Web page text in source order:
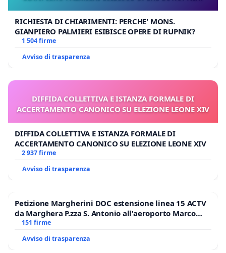
RICHIESTA DI CHIARIMENTI: PERCHE' MONS.
GIANPIERO PALMIERI ESIBISCE OPERE DI RUPNIK?
1 504 firme
Avviso di trasparenza
DIFFIDA COLLETTIVA E ISTANZA FORMALE DI
ACCERTAMENTO CANONICO SU ELEZIONE LEONE XIV
DIFFIDA COLLETTIVA E ISTANZA FORMALE DI
ACCERTAMENTO CANONICO SU ELEZIONE LEONE XIV
2 937 firme
Avviso di trasparenza
Petizione Margherini DOC estensione linea 15 ACTV
da Marghera P.zza S. Antonio all'aeroporto Marco
Polo tariffa a € 1,50
151 firme
Avviso di trasparenza